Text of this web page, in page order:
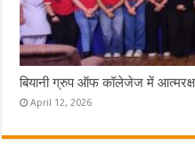
बियानी ग्रुप ऑफ कॉलेजेज में
April 12, 2026